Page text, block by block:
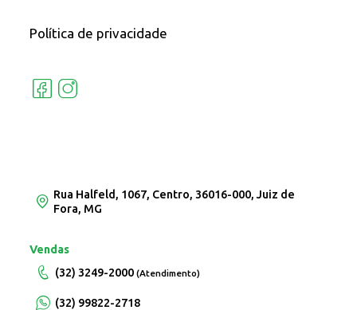
Política de privacidade
Rua Halfeld, 1067, Centro, 36016-000, Juiz de
Fora, MG
Vendas
(32) 3249-2000(Atendimento)
(32) 99822-2718